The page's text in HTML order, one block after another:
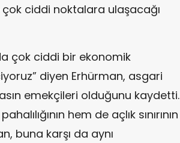
ciddi noktalara ulaşacağı
çok ciddi bir ekonomik
diyen Erhürman, asgari
emekçileri olduğunu kaydetti.
hem de açlık sınırının
buna karşı da aynı